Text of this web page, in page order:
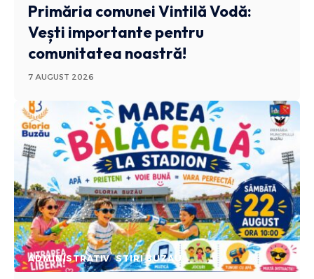
Primăria comunei Vintilă Vodă:
Vești importante pentru
comunitatea noastră!
7 AUGUST 2026
ADMINISTRATIV STIRI BUZAU